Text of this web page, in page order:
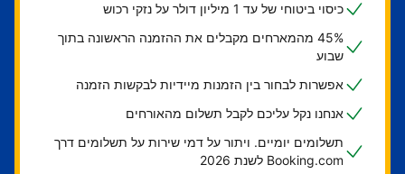
כיסוי ביטוחי של עד 1 מיליון דולר על נזקי רכוש
45% מהמארחים מקבלים את ההזמנה הראשונה בתוך
שבוע
אפשרות לבחור בין הזמנות מיידיות לבקשות הזמנה
אנחנו נקל עליכם לקבל תשלום מהאורחים
תשלומים יומיים. ויתור על דמי שירות על תשלומים דרך
Booking.com לשנת 2026